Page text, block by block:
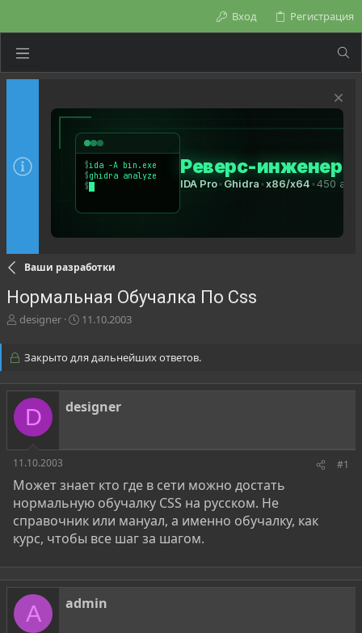
Вход Регистрация
Ваши разработки
Нормальная Обучалка По Css
А
о
т
е
ы
designer
Д
а
а
ч
а
11.10.2003
Закрыто для дальнейших ответов.
D designer
11.10.2003 #1
Может знает кто где в сети можно достать
нормальную обучалку СSS на русском. Не
справочник или мануал, а именно обучалку, как
курс, чтобы все шаг за шагом.
A admin